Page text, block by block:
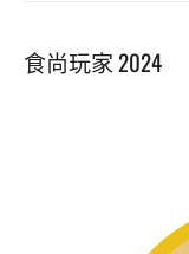
食尚玩家 2024